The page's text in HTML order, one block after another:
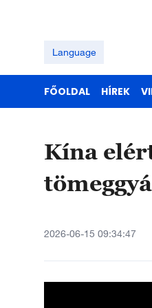
Language
FŐOLDAL HÍREK
Kína
2026-06-15 09:34:47